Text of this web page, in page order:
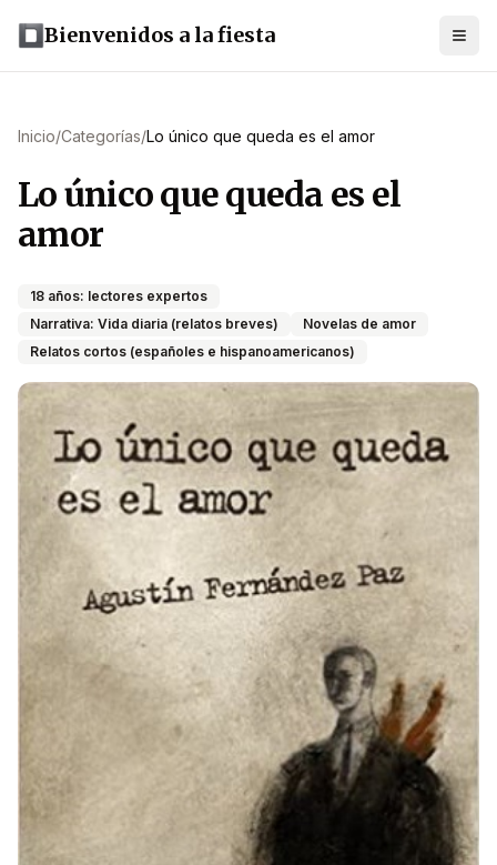
Bienvenidos a la fiesta
Inicio/Categorías/Lo único que queda es el amor
Lo único que queda es el
amor
18 años: lectores expertos
Narrativa: Vida diaria (relatos breves)
Novelas de amor
Relatos cortos (españoles e hispanoamericanos)